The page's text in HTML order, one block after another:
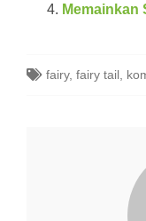
Memainkan
fairy, fairy tail